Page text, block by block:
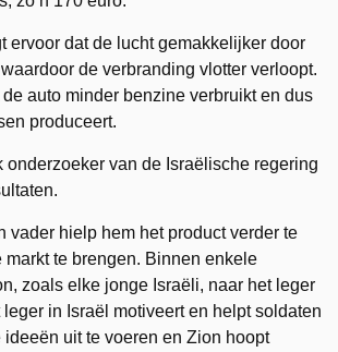
ervoor dat de lucht gemakkelijker door
de verbranding vlotter verloopt.
auto minder benzine verbruikt en dus
produceert.
onderzoeker van de Israëlische regering
vader hielp hem het product verder te
markt te brengen. Binnen enkele
zoals elke jonge Israëli, naar het leger
in Israël motiveert en helpt soldaten
uit te voeren en Zion hoopt